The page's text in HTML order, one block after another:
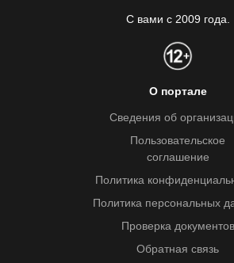
С вами с 2009 года.
О портале
Сведения об
Пользовательское
соглашение
Политика
Политика персональных
Проверка документов
Обратная связь